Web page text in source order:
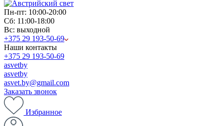
Пн-пт: 10:00-20:00
Сб: 11:00-18:00
Вс: выходной
+375 29 193-50-69
Наши контакты
+375 29 193-50-69
asvetby
asvetby
asvet.by@gmail.com
Заказать звонок
Избранное